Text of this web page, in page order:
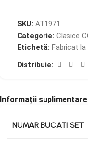
SKU: AT1971
Categorie: Clasice
Etichetă: Fabricat
Distribuie:
Informații suplimentare
NUMAR BUCATI SET